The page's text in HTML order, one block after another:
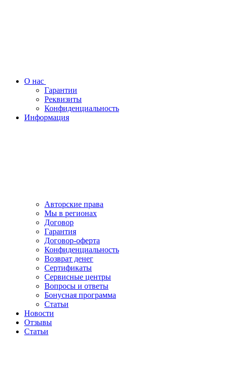
О нас
Гарантии
Реквизиты
Конфиденциальность
Информация
Авторские права
Мы в регионах
Договор
Гарантия
Договор-оферта
Конфиденциальность
Возврат денег
Сертификаты
Сервисные центры
Вопросы и ответы
Бонусная программа
Статьи
Новости
Отзывы
Статьи